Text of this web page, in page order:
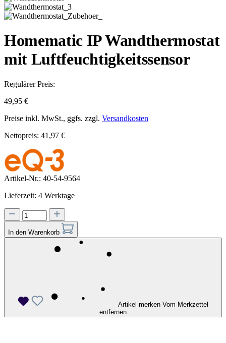
Homematic IP Wandthermostat
mit Luftfeuchtigkeitssensor
Regulärer Preis:
49,95 €
Preise inkl. MwSt., ggfs. zzgl. Versandkosten
Nettopreis: 41,97 €
Artikel-Nr.: 40-54-9564
Lieferzeit: 4 Werktage
In den Warenkorb
Artikel merken Vom Merkzettel
entfernen